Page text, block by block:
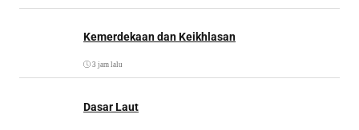
Kemerdekaan dan Keikhlasan
3 jam lalu
Dasar Laut